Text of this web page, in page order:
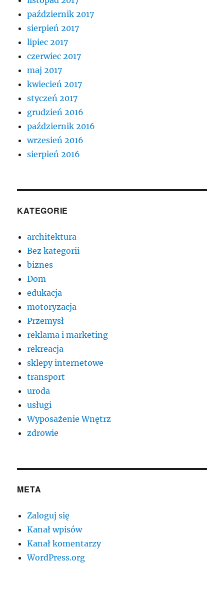
październik 2017
sierpień 2017
lipiec 2017
czerwiec 2017
maj 2017
kwiecień 2017
styczeń 2017
grudzień 2016
październik 2016
wrzesień 2016
sierpień 2016
KATEGORIE
architektura
Bez kategorii
biznes
Dom
edukacja
motoryzacja
Przemysł
reklama i marketing
rekreacja
sklepy internetowe
transport
uroda
usługi
Wyposażenie Wnętrz
zdrowie
META
Zaloguj się
Kanał wpisów
Kanał komentarzy
WordPress.org